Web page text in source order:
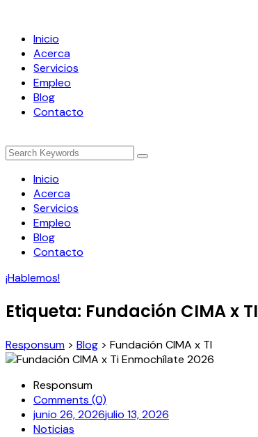
Inicio
Acerca
Servicios
Empleo
Blog
Contacto
Inicio
Acerca
Servicios
Empleo
Blog
Contacto
¡Hablemos!
Etiqueta: Fundación CIMA x TI
Responsum > Blog > Fundación CIMA x TI
Responsum
Comments (0)
junio 26, 2026julio 13, 2026
Noticias